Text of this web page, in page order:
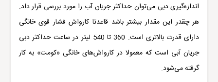
اندازه‌‌گیری دبی می‌توان حداکثر جریان آب را مورد بررسی قرار داد.
هر چقدر این مقدار بیشتر باشد قاعدتا کارواش فشار قوی خانگی
دارای قدرت بالاتری است. 360 تا 540 لیتر در ساعت حداکثر دبی
جریان آبی است که معمولا در کارواش‌های خانگی «کومت» به کار
گرفته می‌شود.